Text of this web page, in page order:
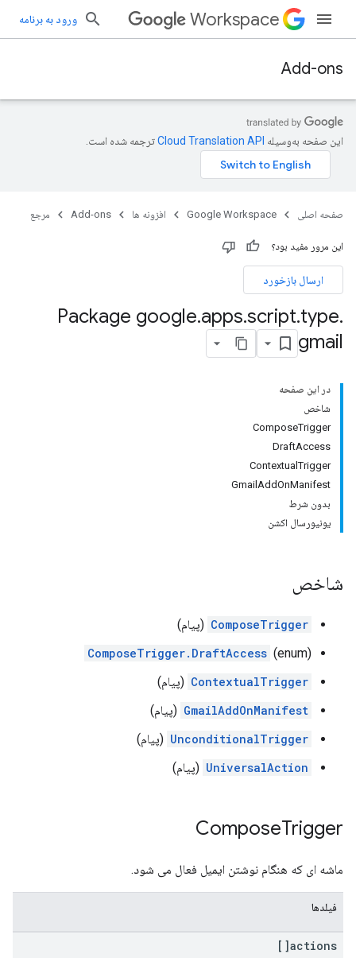
Workspace ورود به برنامه
Add-ons
این صفحه به‌وسیله ترجمه شده است.
صفحه اصلی Google Workspace افزونه ها Add-ons مرجع
این مرور مفید بود؟
ارسال بازخورد
Package google.apps.script.type.
gmail
در این صفحه
شاخص
ComposeTrigger
DraftAccess
ContextualTrigger
GmailAddOnManifest
بدون شرط
یونیورسال اکشن
شاخص
ComposeTrigger (پیام)
ComposeTrigger.DraftAccess (enum)
ContextualTrigger (پیام)
GmailAddOnManifest (پیام)
UnconditionalTrigger (پیام)
UniversalAction (پیام)
ComposeTrigger
ماشه ای که هنگام نوشتن ایمیل فعال می شود.
فیلدها
actions[]